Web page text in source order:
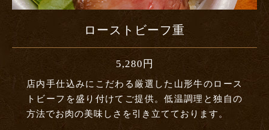
ローストビーフ重
5,280円
店内手仕込みにこだわる厳選した山形牛のロース
トビーフを盛り付けてご提供。低温調理と独自の
方法でお肉の美味しさを引き立てております。